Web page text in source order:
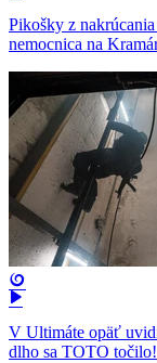
Pikošky z
nemocnica na
V Ultimáte opäť
dlho sa TOTO točilo!